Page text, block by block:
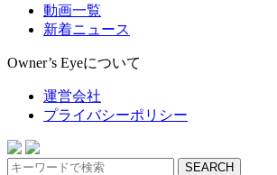
動画一覧
新着ニュース
Owner’s Eyeについて
運営会社
プライバシーポリシー